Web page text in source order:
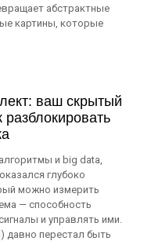
абстрактные
картины, которые
ваш скрытый
и big data,
глубоко
можно измерить
— способность
и управлять ими.
давно перестал быть